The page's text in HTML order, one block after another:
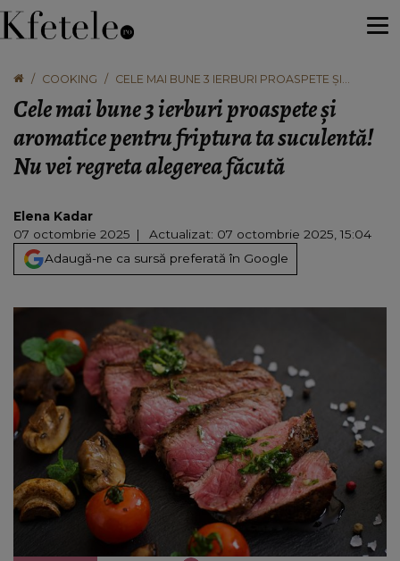
COOKING
CELE MAI BUNE 3 IERBURI PROASPETE ȘI
NU VEI REGRETA ALEGEREA FĂCUTĂ
Cele mai bune 3 ierburi proaspete și
aromatice pentru friptura ta suculentă!
Nu vei regreta alegerea făcută
Elena Kadar
07 octombrie 2025
Actualizat: 07 octombrie 2025, 15:04
Adaugă-ne ca sursă preferată în Google